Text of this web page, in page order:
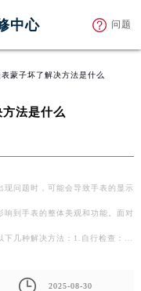
中心 问题
蒙子坏了解决方法是什么
法是什么
现问题时，可能会导致手表的显示
响到手表的整体美观和功能。面对
下几种解决方法：1.自行检查：首
2025-08-30